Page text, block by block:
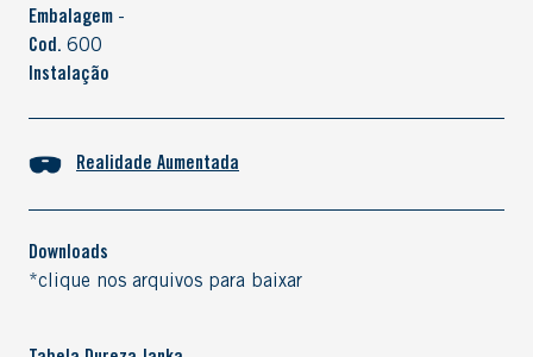
Embalagem -
Cod. 600
Instalação
Realidade Aumentada
Downloads
*clique nos arquivos para baixar